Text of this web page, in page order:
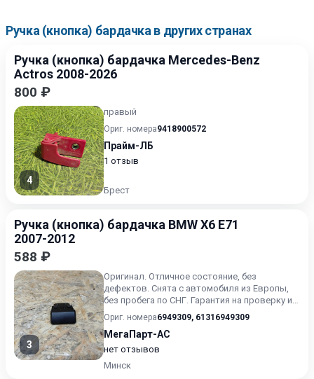
Ручка (кнопка) бардачка в других странах
Ручка (кнопка) бардачка Mercedes-Benz
Actros 2008-2026
800 ₽
4
правый
Ориг. номера9418900572
Прайм-ЛБ
1 отзыв
Брест
Ручка (кнопка) бардачка BMW X6 E71
2007-2012
588 ₽
3
Оригинал. Отличное состояние, без
дефектов. Снята с автомобиля из Европы,
без пробега по СНГ. Гарантия на проверку и
установку. Применяемост...
Ориг. номера6949309, 61316949309
МегаПарт-АС
нет отзывов
Минск